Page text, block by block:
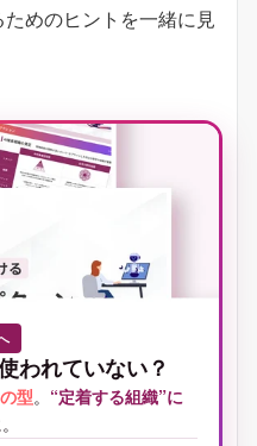
めのヒントを一緒に見
われていない？
型。 “定着する組織”に